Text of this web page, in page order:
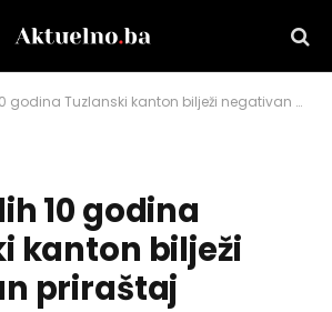
godina Tuzlanski kanton bilježi negativan priraštaj
10 godina
kanton bilježi
priraštaj